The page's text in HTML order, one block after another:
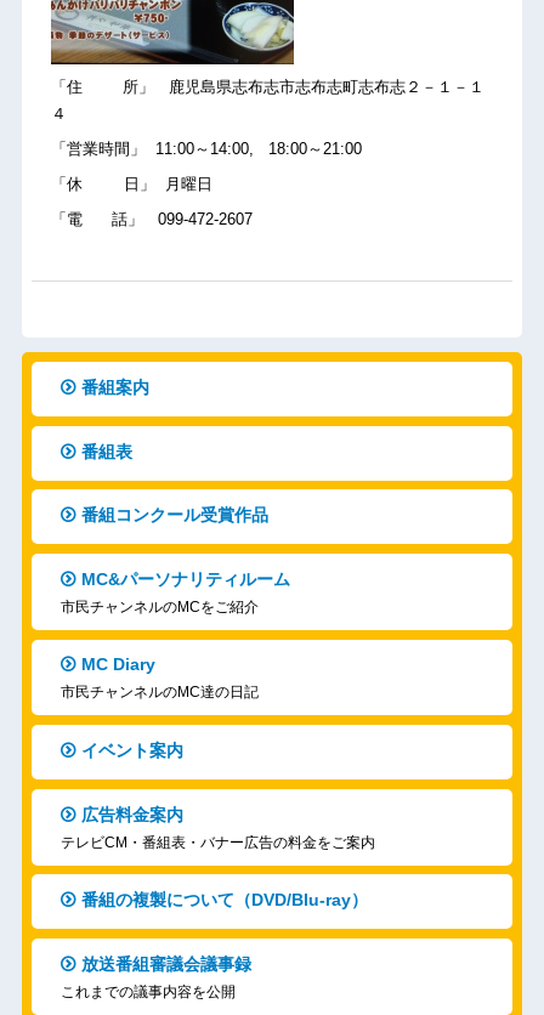
「住 所」 鹿児島県志布志市志布志町志布志２－１－１
４
「営業時間」 11:00～14:00, 18:00～21:00
「休 日」 月曜日
「電 話」 099-472-2607
番組案内
番組表
番組コンクール受賞作品
MC&パーソナリティルーム
市民チャンネルのMCをご紹介
MC Diary
市民チャンネルのMC達の日記
イベント案内
広告料金案内
テレビCM・番組表・バナー広告の料金をご案内
番組の複製について（DVD/Blu-ray）
放送番組審議会議事録
これまでの議事内容を公開